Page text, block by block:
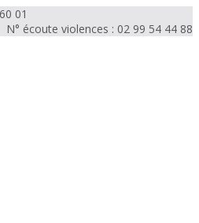
01
N° écoute violences : 02 99 54 44 88